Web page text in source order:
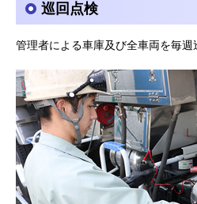
巡回点検
管理者による車庫及び全車両を毎